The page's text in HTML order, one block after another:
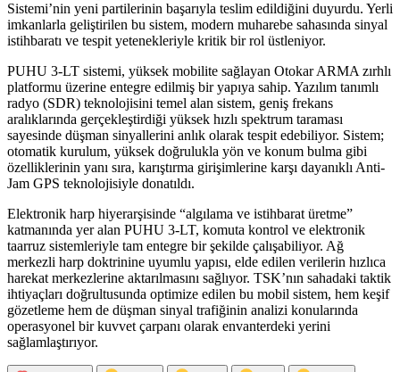
Sistemi’nin yeni partilerinin başarıyla teslim edildiğini duyurdu. Yerli
imkanlarla geliştirilen bu sistem, modern muharebe sahasında sinyal
istihbaratı ve tespit yetenekleriyle kritik bir rol üstleniyor.
PUHU 3-LT sistemi, yüksek mobilite sağlayan Otokar ARMA zırhlı
platformu üzerine entegre edilmiş bir yapıya sahip. Yazılım tanımlı
radyo (SDR) teknolojisini temel alan sistem, geniş frekans
aralıklarında gerçekleştirdiği yüksek hızlı spektrum taraması
sayesinde düşman sinyallerini anlık olarak tespit edebiliyor. Sistem;
otomatik kurulum, yüksek doğrulukla yön ve konum bulma gibi
özelliklerinin yanı sıra, karıştırma girişimlerine karşı dayanıklı Anti-
Jam GPS teknolojisiyle donatıldı.
Elektronik harp hiyerarşisinde “algılama ve istihbarat üretme”
katmanında yer alan PUHU 3-LT, komuta kontrol ve elektronik
taarruz sistemleriyle tam entegre bir şekilde çalışabiliyor. Ağ
merkezli harp doktrinine uyumlu yapısı, elde edilen verilerin hızlıca
harekat merkezlerine aktarılmasını sağlıyor. TSK’nın sahadaki taktik
ihtiyaçları doğrultusunda optimize edilen bu mobil sistem, hem keşif
gözetleme hem de düşman sinyal trafiğinin analizi konularında
operasyonel bir kuvvet çarpanı olarak envanterdeki yerini
sağlamlaştırıyor.